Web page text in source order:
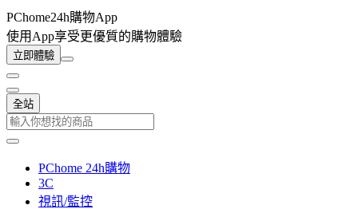
PChome24h購物App
使用App享受更優質的購物體驗
立即體驗
全站
PChome 24h購物
3C
視訊/監控